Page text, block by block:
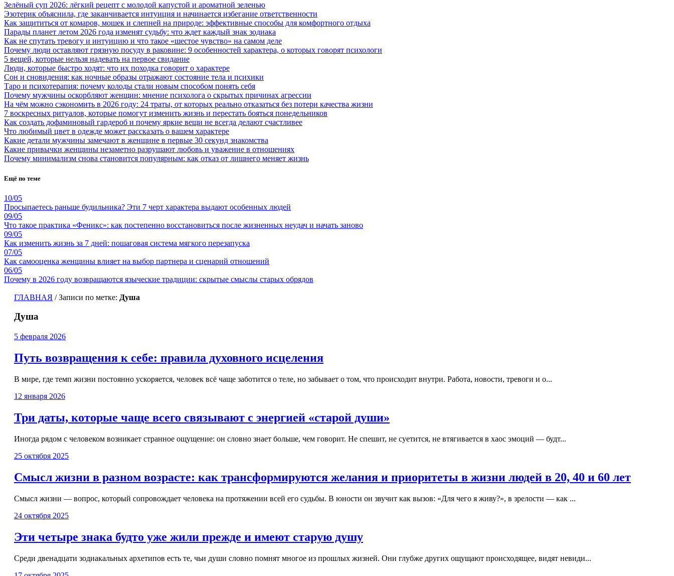
Зелёный суп 2026: лёгкий рецепт с молодой капустой и ароматной зеленью
Эзотерик объяснила, где заканчивается интуиция и начинается избегание ответственности
Как защититься от комаров, мошек и слепней на природе: эффективные способы для комфортного отдыха
Парады планет летом 2026 года изменят судьбу: что ждет каждый знак зодиака
Как не спутать тревогу и интуицию и что такое «шестое чувство» на самом деле
Почему люди оставляют грязную посуду в раковине: 9 особенностей характера, о которых говорят психологи
5 вещей, которые нельзя надевать на первое свидание
Люди, которые быстро ходят: что их походка говорит о характере
Сон и сновидения: как ночные образы отражают состояние тела и психики
Таро и психотерапия: почему колоды стали новым способом понять себя
Почему мужчины оскорбляют женщин: мнение психолога о скрытых причинах агрессии
На чём можно сэкономить в 2026 году: 24 траты, от которых реально отказаться без потери качества жизни
7 воскресных ритуалов, которые помогут изменить жизнь и перестать бояться понедельников
Как создать дофаминовый гардероб и почему яркие вещи не всегда делают счастливее
Что любимый цвет в одежде может рассказать о вашем характере
Какие детали мужчины замечают в женщине в первые 30 секунд знакомства
Какие привычки женщины незаметно разрушают любовь и уважение в отношениях
Почему минимализм снова становится популярным: как отказ от лишнего меняет жизнь
Ещё по теме
10/05
Просыпаетесь раньше будильника? Эти 7 черт характера выдают особенных людей
09/05
Что такое практика «Феникс»: как постепенно восстановиться после жизненных неудач и начать заново
09/05
Как изменить жизнь за 7 дней: пошаговая система мягкого перезапуска
07/05
Как самооценка женщины влияет на выбор партнера и сценарий отношений
06/05
Почему в 2026 году возвращаются языческие традиции: скрытые смыслы старых обрядов
ГЛАВНАЯ /Записи по метке: Душа
Душа
5 февраля 2026
Путь возвращения к себе: правила духовного исцеления
В мире, где темп жизни постоянно ускоряется, человек всё чаще заботится о теле, но забывает о том, что происходит внутри. Работа, новости, тревоги и о...
12 января 2026
Три даты, которые чаще всего связывают с энергией «старой души»
Иногда рядом с человеком возникает странное ощущение: он словно знает больше, чем говорит. Не спешит, не суетится, не втягивается в хаос эмоций — будт...
25 октября 2025
Смысл жизни в разном возрасте: как трансформируются желания и приоритеты в жизни людей в 20, 40 и 60 лет
Смысл жизни — вопрос, который сопровождает человека на протяжении всей его судьбы. В юности он звучит как вызов: «Для чего я живу?», в зрелости — как ...
24 октября 2025
Эти четыре знака будто уже жили прежде и имеют старую душу
Среди двенадцати зодиакальных архетипов есть те, чьи души словно помнят многое из прошлых жизней. Они глубже других ощущают происходящее, видят невиди...